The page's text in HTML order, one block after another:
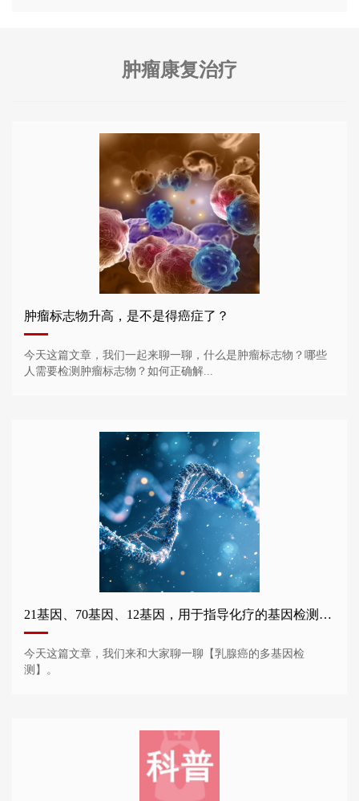
肿瘤康复治疗
肿瘤标志物升高，是不是得癌症了？
今天这篇文章，我们一起来聊一聊，什么是肿瘤标志物？哪些
人需要检测肿瘤标志物？如何正确解...
21基因、70基因、12基因，用于指导化疗的基因检测谁需要做？
今天这篇文章，我们来和大家聊一聊【乳腺癌的多基因检
测】。